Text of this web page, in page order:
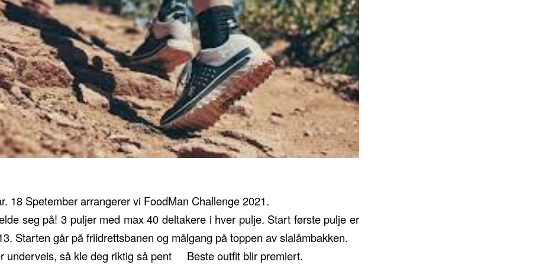
18 Spetember arrangerer vi FoodMan Challenge 2021.
seg på! 3 puljer med max 40 deltakere i hver pulje. Start første pulje er
Starten går på friidrettsbanen og målgang på toppen av slalåmbakken.
underveis, så kle deg riktig så pent
Beste outfit blir premiert.